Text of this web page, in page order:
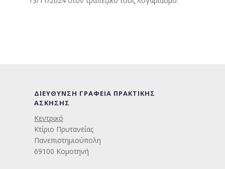
ΔΙΕΥΘΥΝΣΗ ΓΡΑΦΕΙΑ ΠΡΑΚΤΙΚΗΣ
ΑΣΚΗΣΗΣ
Κεντρικό
Κτίριο Πρυτανείας
Πανεπιστημιούπολη
69100 Κομοτηνή